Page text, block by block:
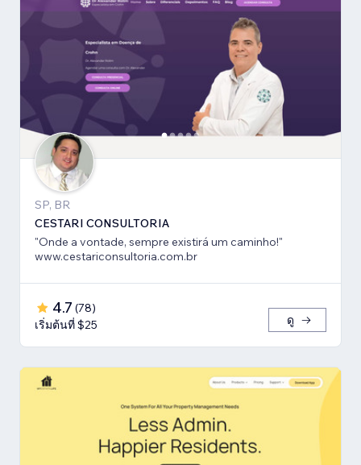
SP, BR
CESTARI CONSULTORIA
"Onde a vontade, sempre existirá um caminho!"
www.cestariconsultoria.com.br
4.7 (78)
เริ่มต้นที่ $25
ดู